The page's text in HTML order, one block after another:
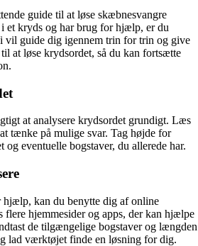
guide til at løse skæbnesvangre
et kryds og har brug for hjælp, er du
vil guide dig igennem trin for trin og give
at løse krydsordet, så du kan fortsætte
at analysere krydsordet grundigt. Læs
tænke på mulige svar. Tag højde for
og eventuelle bogstaver, du allerede har.
kan du benytte dig af online
flere hjemmesider og apps, der kan hjælpe
de tilgængelige bogstaver og længden
lad værktøjet finde en løsning for dig.